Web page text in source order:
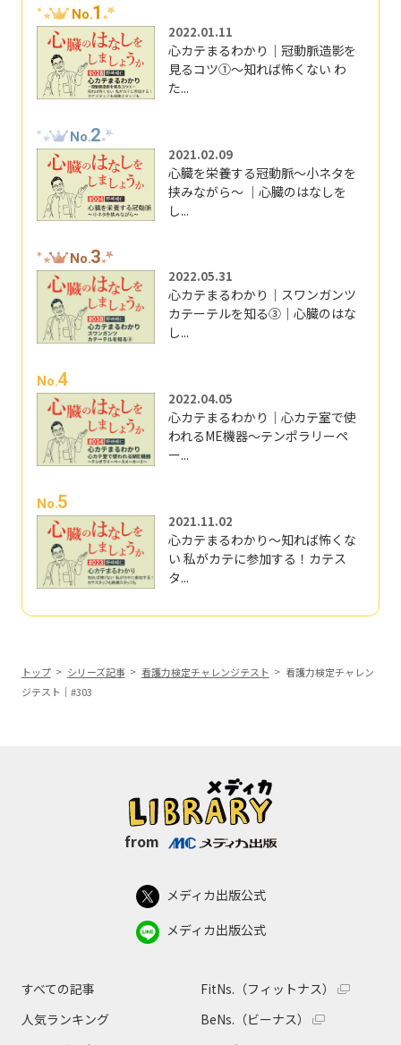
No.1
2022.01.11
心カテまるわかり｜冠動脈造影を
見るコツ①～知れば怖くない わ
た...
No.2
2021.02.09
心臓を栄養する冠動脈～小ネタを
挟みながら～ ｜心臓のはなしを
し...
No.3
2022.05.31
心カテまるわかり｜スワンガンツ
カテーテルを知る③｜心臓のはな
し...
No.4
2022.04.05
心カテまるわかり｜心カテ室で使
われるME機器～テンポラリーペ
ー...
No.5
2021.11.02
心カテまるわかり～知れば怖くな
い 私がカテに参加する！カテス
タ...
トップ シリーズ記事 看護力検定チャレンジテスト
看護力検定チャレン
ジテスト｜#303
from
メディカ出版公式
メディカ出版公式
すべての記事
人気ランキング
FitNs.（フィットナス）
BeNs.（ビーナス）